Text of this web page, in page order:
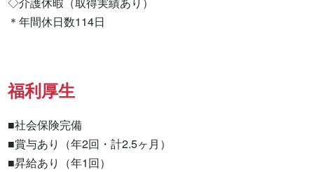
＊年間休日数114日
福利厚生
■社会保険完備
■賞与あり（年2回・計2.5ヶ月）
■昇給あり（年1回）